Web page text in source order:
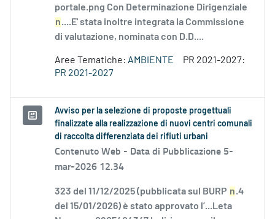
portale.png Con Determinazione Dirigenziale
n....E' stata inoltre integrata la Commissione
di valutazione, nominata con D.D....
Aree Tematiche: AMBIENTE
PR 2021-2027:
PR 2021-2027
Avviso per la selezione di proposte progettuali
finalizzate alla realizzazione di nuovi centri comunali
di raccolta differenziata dei rifiuti urbani
Contenuto Web - Data di Pubblicazione 5-
mar-2026 12.34
323 del 11/12/2025 (pubblicata sul BURP n.4
del 15/01/2026) è stato approvato l’...Leta